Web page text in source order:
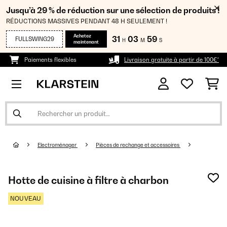
Jusqu’à 29 % de réduction sur une sélection de produits !
RÉDUCTIONS MASSIVES PENDANT 48 H SEULEMENT !
FULLSWING29
Achetez
maintenant
31 H 03 M 57 S
Paiements flexibles Livraison gratuite à partir de 100€*
Electroménager Pièces de rechange et accessoires
Hotte de cuisine à filtre à charbon
NOUVEAU